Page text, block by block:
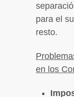
para el
resto.
en los